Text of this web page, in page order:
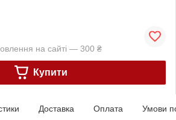
на сайті — 300 ₴
Купити
Доставка Оплата Умови